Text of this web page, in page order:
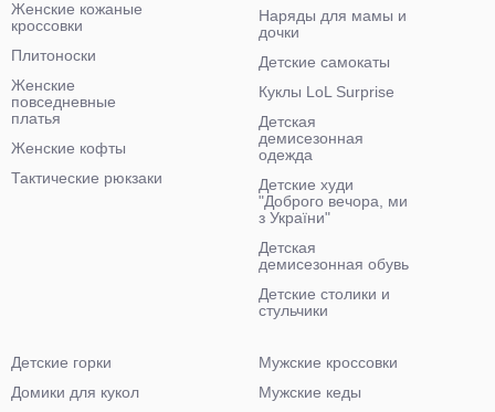
Женские кожаные
кроссовки
Плитоноски
Женские
повседневные
платья
Женские кофты
Тактические рюкзаки
Наряды для мамы и
дочки
Детские самокаты
Куклы LoL Surprise
Детская
демисезонная
одежда
Детские худи
"Доброго вечора, ми
з України"
Детская
демисезонная обувь
Детские столики и
стульчики
Детские горки
Домики для кукол
Мужские кроссовки
Мужские кеды